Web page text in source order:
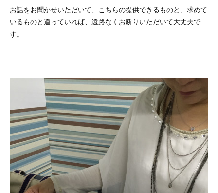
お話をお聞かせいただいて、こちらの提供できるものと、求めて
いるものと違っていれば、遠路なくお断りいただいて大丈夫で
す。